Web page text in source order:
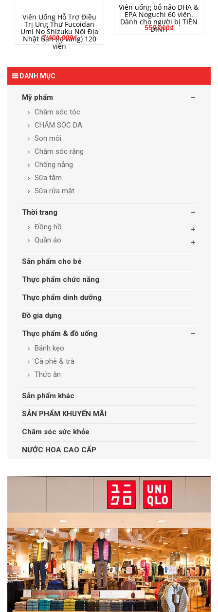
MUA HÀNG
Viên Uống Hỗ Trợ Điều
Trị Ung Thư Fucoidan
Umi No Shizuku Nội Địa
Nhật Bản (lọ vàng) 120
viên
7.400.000₫
MUA HÀNG
Viên uống bổ não DHA &
EPA Noguchi 60 viên.
Dành cho người bị TIỀN
ĐÌNH
550.000₫
DANH MỤC
Mỹ phẩm
Chăm sóc tóc
CHĂM SÓC DA
Son môi
Chăm sóc răng
Chống nắng
Sữa tắm
Sữa rửa mặt
Thời trang
Đồng hồ
Quần áo
Sản phẩm cho bé
Thực phẩm chức năng
Thực phẩm dinh dưỡng
Đồ gia dụng
Thực phẩm & đồ uống
Bánh kẹo
Cà phê & trà
Thức ăn
Sản phẩm khác
SẢN PHẨM KHUYẾN MÃI
Chăm sóc sức khỏe
NƯỚC HOA CAO CẤP